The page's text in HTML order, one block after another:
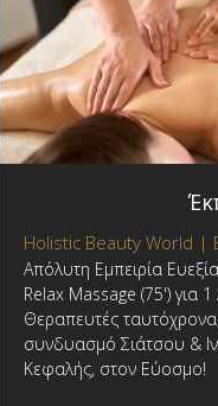
Holistic Beauty World |
Απόλυτη Εμπειρία
Relax Massage (75') για
Θεραπευτές
συνδυασμό Σιάτσου &
Κεφαλής, στον Εύοσμο!